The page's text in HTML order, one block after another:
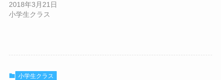
2018年3月21日
小学生クラス
小学生クラス